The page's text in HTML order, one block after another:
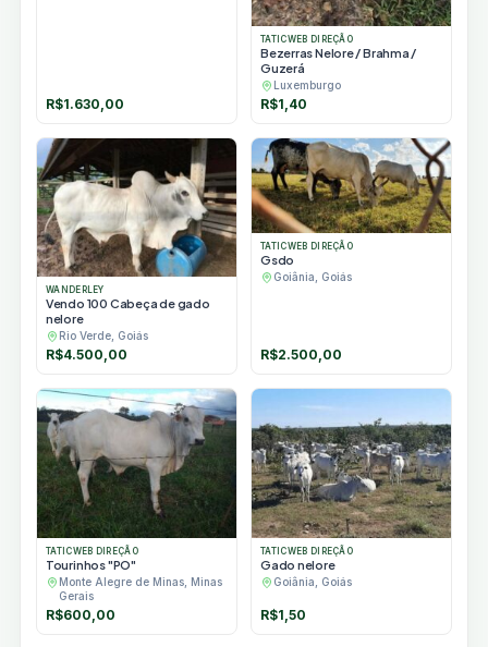
R$1.630,00
TATICWEB DIREÇÃO
Bezerras Nelore / Brahma /
Guzerá
Luxemburgo
R$1,40
WANDERLEY
Vendo 100 Cabeça de gado
nelore
Rio Verde, Goiás
R$4.500,00
TATICWEB DIREÇÃO
Gsdo
Goiânia, Goiás
R$2.500,00
TATICWEB DIREÇÃO
Tourinhos "PO"
Monte Alegre de Minas, Minas
Gerais
R$600,00
TATICWEB DIREÇÃO
Gado nelore
Goiânia, Goiás
R$1,50